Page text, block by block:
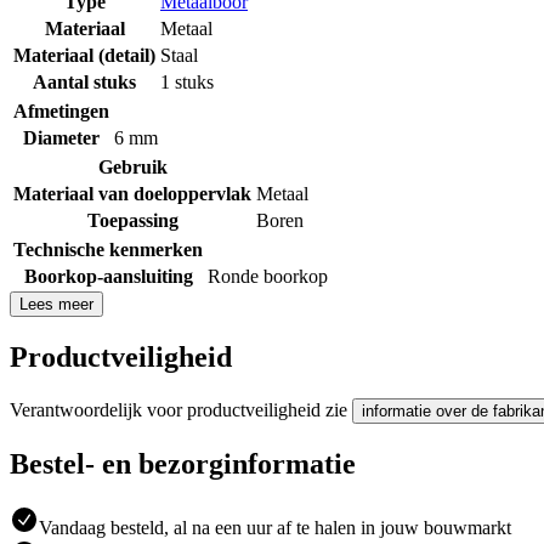
Materiaal
Metaal
Materiaal (detail) Staal
Aantal stuks
1 stuks
Afmetingen
Diameter
6 mm
Gebruik
Materiaal van doeloppervlak Metaal
Toepassing
Boren
Technische kenmerken
Boorkop-aansluiting
Ronde boorkop
Lees meer
Productveiligheid
Verantwoordelijk voor productveiligheid zie informatie over de
Bestel- en bezorginformatie
Vandaag besteld, al na een uur af te halen in jouw bouwmarkt